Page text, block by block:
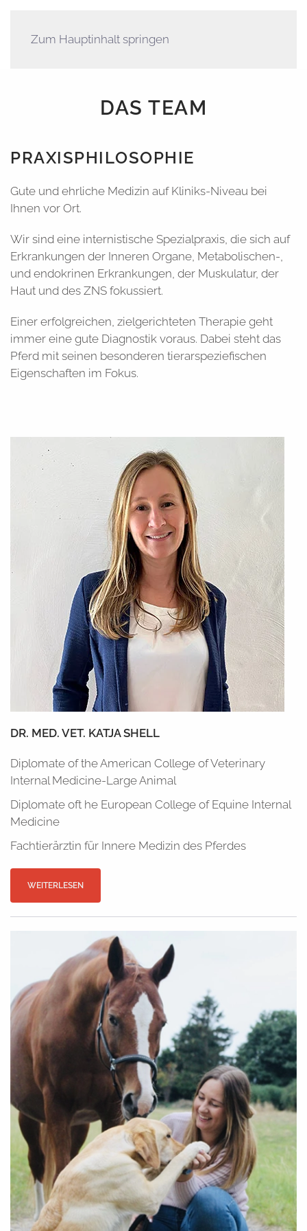
Zum Hauptinhalt springen
DAS TEAM
PRAXISPHILOSOPHIE
Gute und ehrliche Medizin auf Kliniks-Niveau bei
Ihnen vor Ort.
Wir sind eine internistische Spezialpraxis, die sich auf
Erkrankungen der Inneren Organe, Metabolischen-,
und endokrinen Erkrankungen, der Muskulatur, der
Haut und des ZNS fokussiert.
Einer erfolgreichen, zielgerichteten Therapie geht
immer eine gute Diagnostik voraus. Dabei steht das
Pferd mit seinen besonderen tierarspeziefischen
Eigenschaften im Fokus.
DR. MED. VET. KATJA SHELL
Diplomate of the American College of Veterinary
Internal Medicine-Large Animal
Diplomate oft he European College of Equine Internal
Medicine
Fachtierärztin für Innere Medizin des Pferdes
WEITERLESEN